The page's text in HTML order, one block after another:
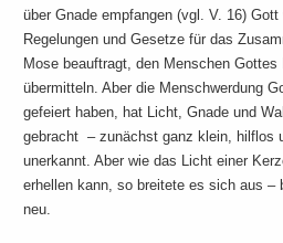
über Gnade empfangen (vgl. V. 16)
Regelungen und Gesetze für das
Mose beauftragt, den Menschen
übermitteln. Aber die Menschwerdung
gefeiert haben, hat Licht, Gnade und
gebracht – zunächst ganz klein, hilflos
unerkannt. Aber wie das Licht einer
erhellen kann, so breitete es sich aus –
neu.